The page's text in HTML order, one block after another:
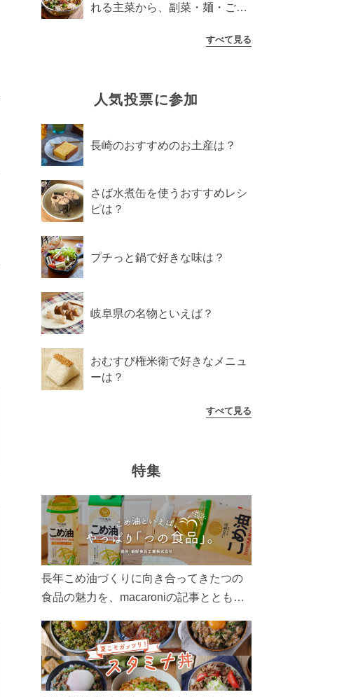
れる主菜から、副菜・麺・ごは
すべて見る
人気投票に参加
長崎のおすすめのお土産は？
さば水煮缶を使うおすすめレシ
ピは？
プチっと鍋で好きな味は？
岐阜県の名物といえば？
おむすび権米衛で好きなメニュ
ーは？
すべて見る
特集
長年こめ油づくりに向き合ってきたつの
食品の魅力を、macaroniの記事とともに
ん、製造現場や品質へのこだわりまで。
こめ油をもっと好きになるコンテンツを
ぜひお楽しみください。